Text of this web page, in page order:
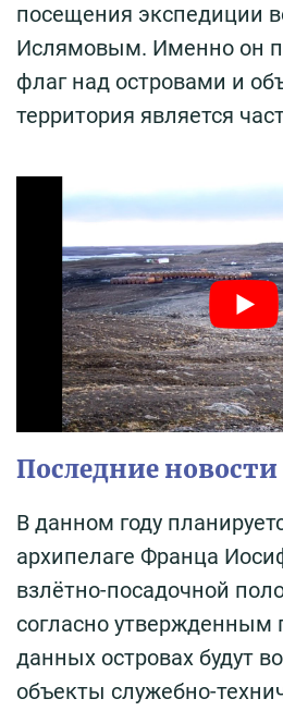
посещения экспедиции
Ислямовым. Именно он
флаг над островами и
территория является
Последние новости
В данном году
архипелаге Франца
взлётно-посадочной
согласно утвержденным
данных островах будут
объекты служебно-